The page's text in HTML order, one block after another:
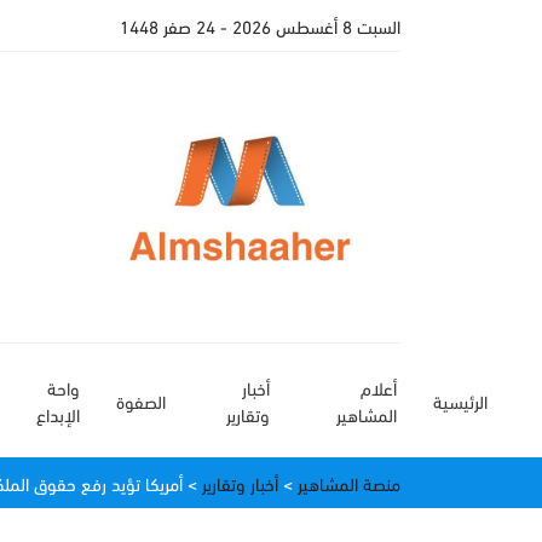
السبت 8 أغسطس 2026 - 24 صفر 1448
الرئيسية
أعلام
المشاهير
أخبار
وتقارير
الصفوة
واحة
الإبداع
منصة المشاهير >أخبار وتقارير >أمريكا تؤيد رفع حقوق